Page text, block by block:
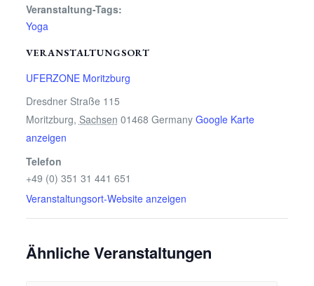
Veranstaltung-Tags:
Yoga
VERANSTALTUNGSORT
UFERZONE Moritzburg
Dresdner Straße 115
Moritzburg, Sachsen 01468 Germany Google Karte
anzeigen
Telefon
+49 (0) 351 31 441 651
Veranstaltungsort-Website anzeigen
Ähnliche Veranstaltungen